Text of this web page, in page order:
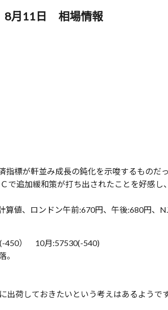
8月11日 相場情報
指標が軒並み成長の鈍化を示唆するものだ
で追加緩和策が打ち出されたことを好感
値、ロンドン午前:670円、午後:680円、
450） 10月:57530(-540)
。
荷しておきたいという考えはあるようで